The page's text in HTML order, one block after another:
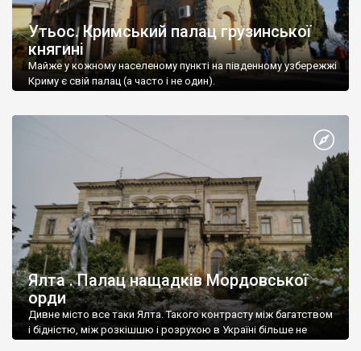
Утьос. Кримський палац грузинської
княгині
Майже у кожному населеному пункті на південному узбережжі
Криму є свій палац (а часто і не один).
Ялта . Палац нащадків Мордовської
орди
Дивне місто все таки Ялта. Такого контрасту між багатством
і бідністю, між розкішшю і розрухою в Україні більше не